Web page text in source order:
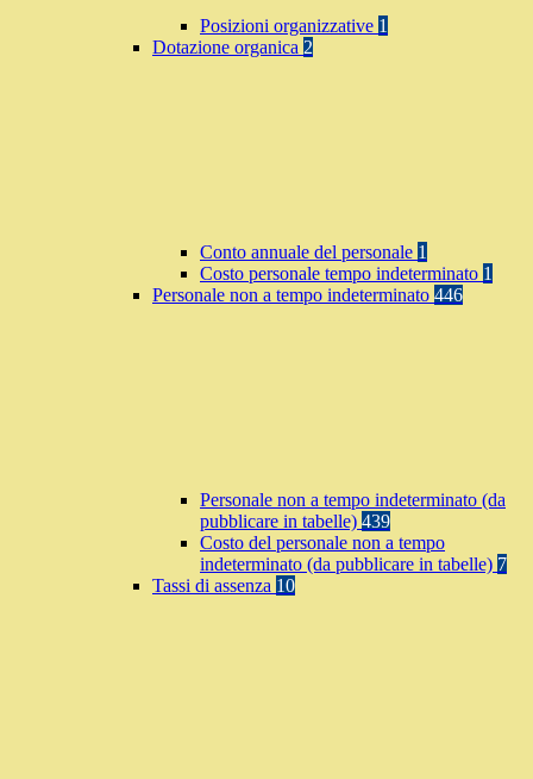
Posizioni organizzative 1
Dotazione organica 2
Conto annuale del personale 1
Costo personale tempo indeterminato 1
Personale non a tempo indeterminato 446
Personale non a tempo indeterminato (da
pubblicare in tabelle) 439
Costo del personale non a tempo
indeterminato (da pubblicare in tabelle) 7
Tassi di assenza 10